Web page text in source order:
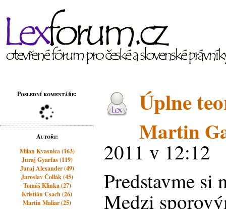
Poslední komentáře:
Autoři:
Milan Kvasnica (163)
Juraj Gyarfas (119)
Juraj Alexander (49)
Jaroslav Čollák (45)
Tomáš Klinka (27)
Kristián Csach (26)
Martin Maliar (25)
Úplne
Martin
2011 v 12:12
Predstavme si
Medzi